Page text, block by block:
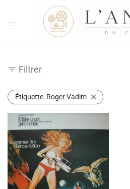
Filtrer
Étiquette: Roger Vadim